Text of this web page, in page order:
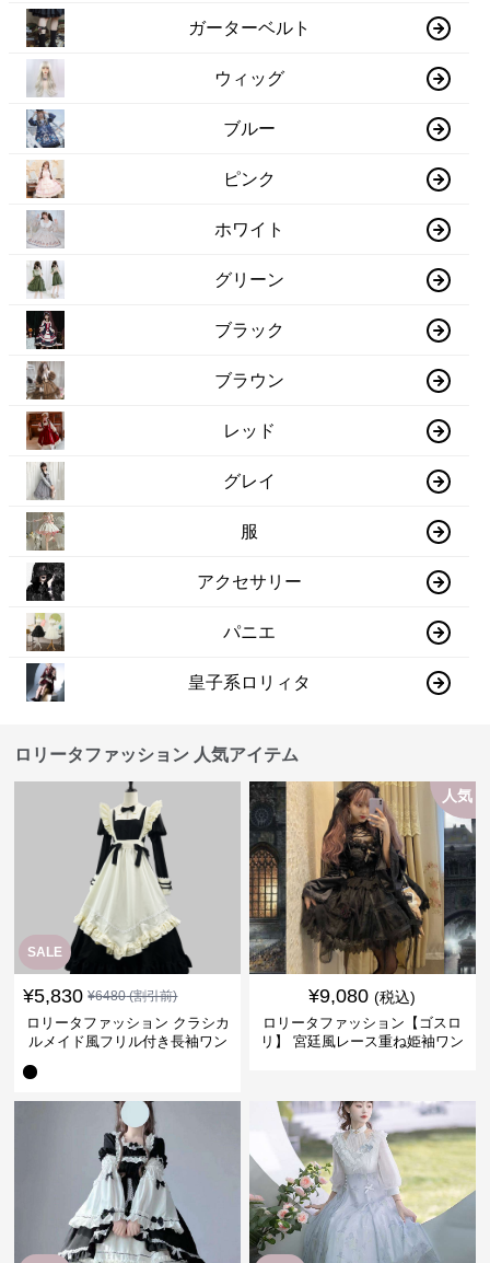
ガーターベルト
ウィッグ
ブルー
ピンク
ホワイト
グリーン
ブラック
ブラウン
レッド
グレイ
服
アクセサリー
パニエ
皇子系ロリィタ
ロリータファッション 人気アイテム
SALE
¥5,830 ¥6480(割引前)
ロリータファッション クラシカ
ルメイド風フリル付き長袖ワン
人気
¥9,080 (税込)
ロリータファッション【ゴスロ
リ】 宮廷風レース重ね姫袖ワン